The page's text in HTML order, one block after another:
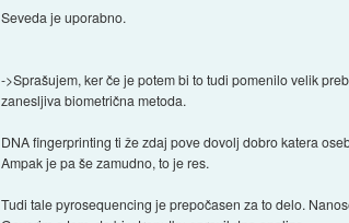
Seveda je uporabno.
->Sprašujem, ker če je potem bi to tudi pomenilo velik
zanesljiva biometrična metoda.
DNA fingerprinting ti že zdaj pove dovolj dobro katera
Ampak je pa še zamudno, to je res.
Tudi tale pyrosequencing je prepočasen za to delo.